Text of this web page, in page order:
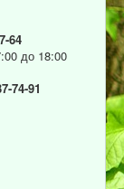
64
до 18:00
74-91